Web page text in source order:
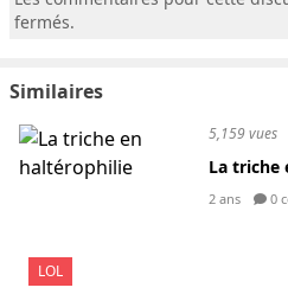
fermés.
Similaires
LOL
5,159 vues
La triche
2 ans 0